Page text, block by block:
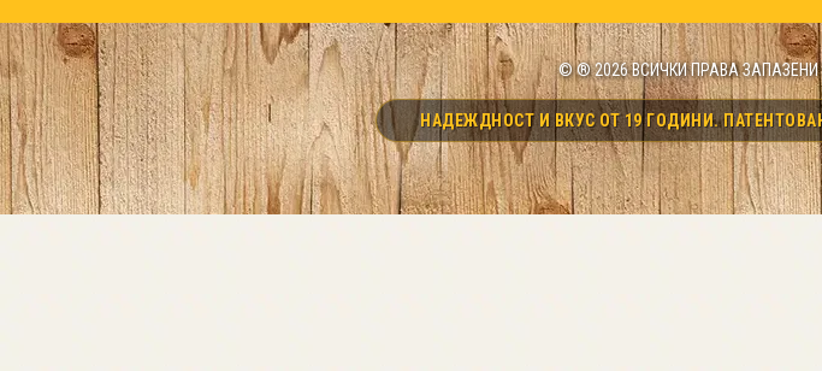
© ® 2026 ВСИЧКИ ПРАВА ЗАПАЗЕНИ
НАДЕЖДНОСТ И ВКУС ОТ 19 ГОДИНИ.